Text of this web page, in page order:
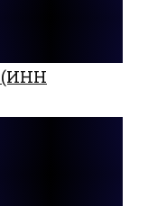
(ИНН